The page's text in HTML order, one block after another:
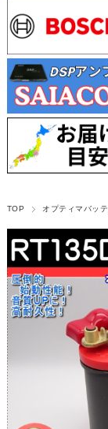
TOP オプティマバッ